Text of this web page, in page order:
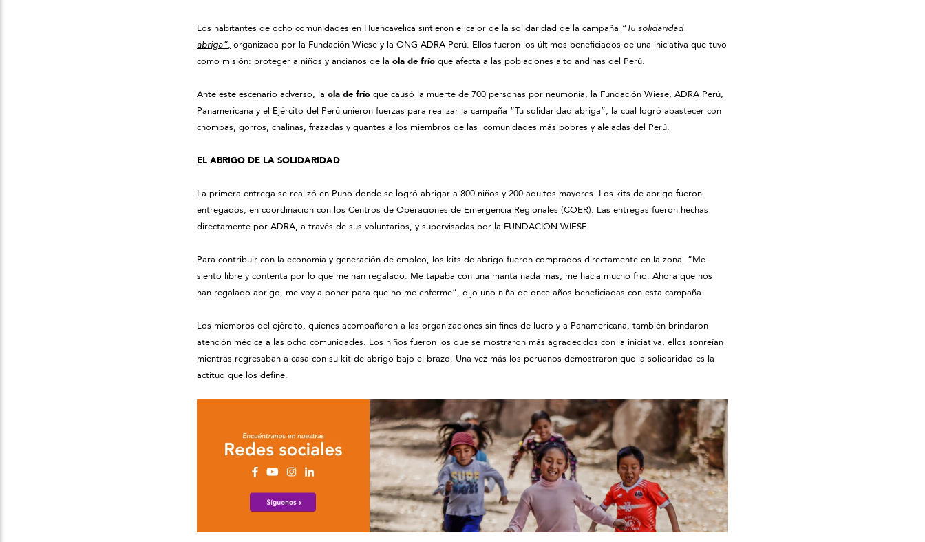
Los habitantes de ocho comunidades en Huancavelica sintieron el calor de la solidaridad de la campaña “Tu solidaridad
abriga”, organizada por la Fundación Wiese y la ONG ADRA Perú. Ellos fueron los últimos beneficiados de una iniciativa que tuvo
como misión: proteger a niños y ancianos de la ola de frío que afecta a las poblaciones alto andinas del Perú.
Ante este escenario adverso, la ola de frío que causó la muerte de 700 personas por neumonía, la Fundación Wiese, ADRA Perú,
Panamericana y el Ejército del Perú unieron fuerzas para realizar la campaña “Tu solidaridad abriga”, la cual logró abastecer con
chompas, gorros, chalinas, frazadas y guantes a los miembros de las comunidades más pobres y alejadas del Perú.
EL ABRIGO DE LA SOLIDARIDAD
La primera entrega se realizó en Puno donde se logró abrigar a 800 niños y 200 adultos mayores. Los kits de abrigo fueron
entregados, en coordinación con los Centros de Operaciones de Emergencia Regionales (COER). Las entregas fueron hechas
directamente por ADRA, a través de sus voluntarios, y supervisadas por la FUNDACIÓN WIESE.
Para contribuir con la economía y generación de empleo, los kits de abrigo fueron comprados directamente en la zona. “Me
siento libre y contenta por lo que me han regalado. Me tapaba con una manta nada más, me hacía mucho frío. Ahora que nos
han regalado abrigo, me voy a poner para que no me enferme”, dijo uno niña de once años beneficiadas con esta campaña.
Los miembros del ejército, quienes acompañaron a las organizaciones sin fines de lucro y a Panamericana, también brindaron
atención médica a las ocho comunidades. Los niños fueron los que se mostraron más agradecidos con la iniciativa, ellos sonreían
mientras regresaban a casa con su kit de abrigo bajo el brazo. Una vez más los peruanos demostraron que la solidaridad es la
actitud que los define.